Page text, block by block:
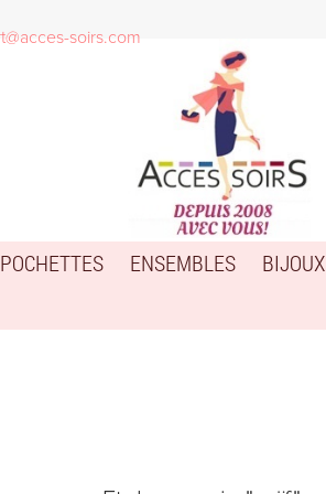
POCHETTES ENSEMBLES BIJOUX
soirs.com